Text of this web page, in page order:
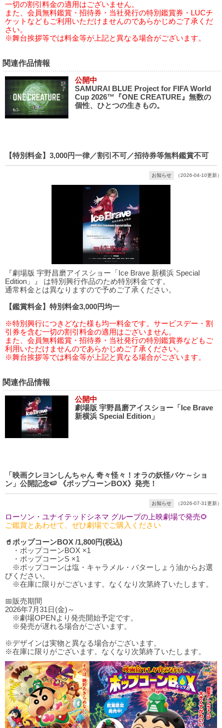
一切の割引料金の適用はございません。
また、会員無料鑑賞・招待券・当社発行の特別鑑賞券・LUCチ
ケットなどもご利用いただけませんのであらかじめご了承くだ
さい。
※舞台挨拶等では料金等が上記と異なる場合がございます。
関連作品情報
公開中
SAMURAI BLUE Project for FIFA World
Cup 2026™『ONE CREATURE』無数の
個性、ひとつの生きもの。
【特別料金】3,000円一律／割引不可／招待券等無料鑑賞不可
お知らせ （2026-04-10更新）
『劇場版 宇野昌磨アイスショー「Ice Brave 新横浜 Special
Edition」』 は特別興行作品のため特別料金です。
通常料金とは異なりますので予めご了承ください。
【鑑賞料金】特別料金3,000円均一
※特別興行につきどなた様も均一料金です。サービスデー・割
引券を含む一切の割引料金の適用はございません。
また、会員無料鑑賞・招待券・当社発行の特別鑑賞券などもご
利用いただけませんのであらかじめご了承ください。
※舞台挨拶等では料金等が上記と異なる場合がございます。
関連作品情報
公開中
劇場版 宇野昌磨アイスショー「Ice Brave
新横浜 Special Edition」
「映画クレヨンしんちゃん 奇々怪々！オラの妖怪バケ～ショ
ン」公開記念🍉 《ポップコーンBOX》発売！
お知らせ （2026-07-31更新）
ローソン・ユナイテッドシネマ グループの上映劇場で発売🌻
ご鑑賞とあわせて、ぜひ劇場でご購入ください
🥤ポップコーンBOX /1,800円(税込)
・ポップコーンBOX ×1
・ポップコーンS ×1
※ポップコーンは塩・キャラメル・バターしょう油からお選
びください。
※在庫に限りがございます。なくなり次第終了いたします。
📅販売期間
2026年7月31日(金)～
※劇場OPENより発売開始予定です。
※発売が遅れる場合がございます。
※デザインは実物と異なる場合がございます。
※在庫に限りがございます。なくなり次第終了いたします。